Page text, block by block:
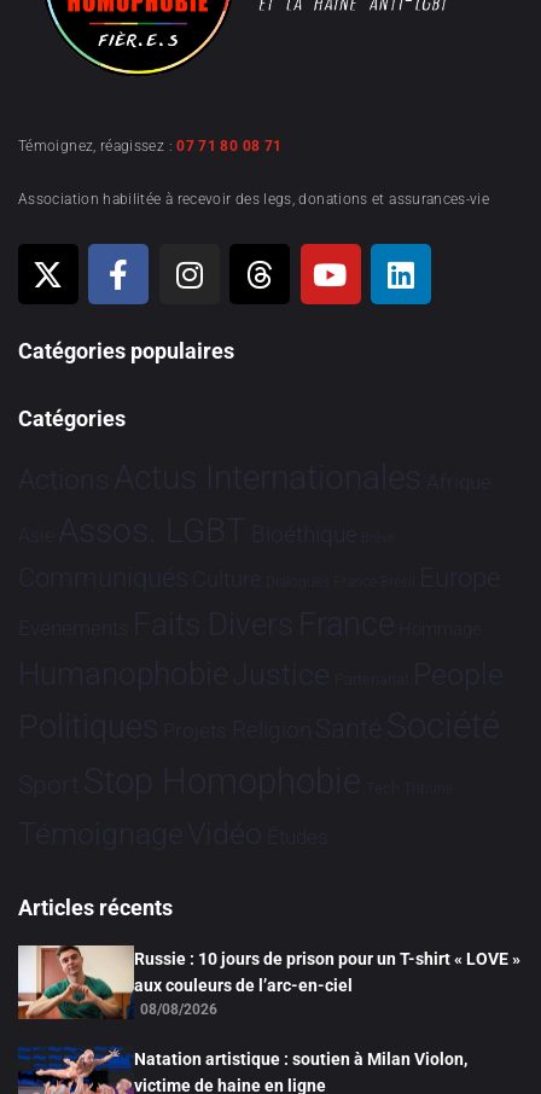
Témoignez, réagissez :07 71 80 08 71
Association habilitée à recevoir des legs, donations et assurances-vie
Catégories populaires
Catégories
Actions Actus Internationales Afrique
Asie Assos. LGBT Bioéthique Brève
Communiqués Culture Dialogues France-Brésil Europe
Evénements Faits Divers France Hommage
HumanophobieJustice Partenariat People
Politiques Projets Religion Santé Société
Sport Stop Homophobie Tech Tribune
TémoignageVidéo Études
Articles récents
Russie : 10 jours de prison pour un T-shirt « LOVE »
aux couleurs de l’arc-en-ciel
08/08/2026
Natation artistique : soutien à Milan Violon,
victime de haine en ligne